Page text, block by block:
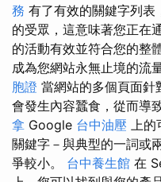
務 有了有效的關鍵字列表
的受眾，這意味著您正在
的活動有效並符合您的整
成為您網站永無止境的流
胞證 當網站的多個頁面針
會發生內容蠶食，從而導
拿 Google 台中油壓 上的
關鍵字－與典型的一詞或
爭較小。 台中養生館 在